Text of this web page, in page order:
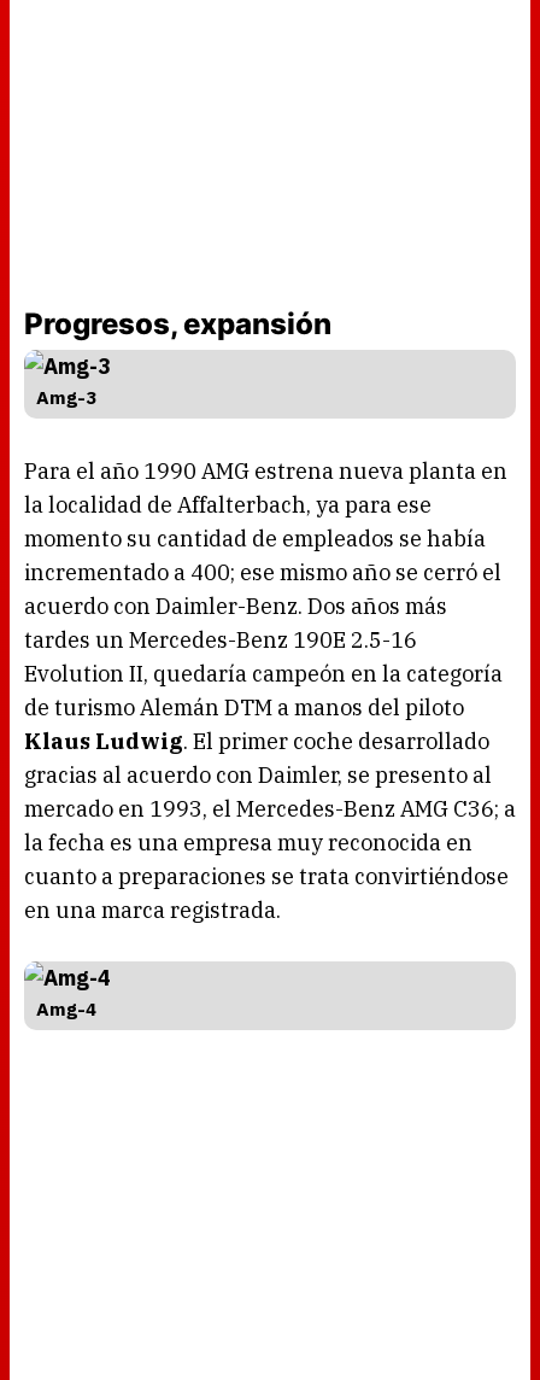
Progresos, expansión
Amg-3
Para el año 1990 AMG estrena nueva planta en
la localidad de Affalterbach, ya para ese
momento su cantidad de empleados se había
incrementado a 400; ese mismo año se cerró el
acuerdo con Daimler-Benz. Dos años más
tardes un Mercedes-Benz 190E 2.5-16
Evolution II, quedaría campeón en la categoría
de turismo Alemán DTM a manos del piloto
Klaus Ludwig. El primer coche desarrollado
gracias al acuerdo con Daimler, se presento al
mercado en 1993, el Mercedes-Benz AMG C36; a
la fecha es una empresa muy reconocida en
cuanto a preparaciones se trata convirtiéndose
en una marca registrada.
Amg-4